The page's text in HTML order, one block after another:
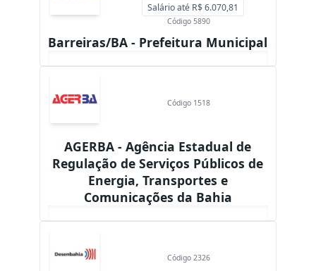
Salário até R$ 6.070,81
Código 5890
Barreiras/BA - Prefeitura Municipal
Código 1518
AGERBA - Agência Estadual de
Regulação de Serviços Públicos de
Energia, Transportes e
Comunicações da Bahia
Código 2326